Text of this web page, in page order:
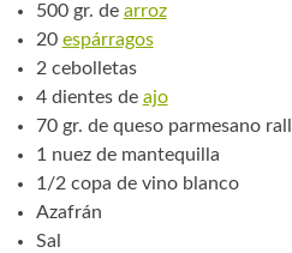
500 gr. de arroz
20 espárragos
2 cebolletas
4 dientes de ajo
70 gr. de queso parmesano
1 nuez de mantequilla
1/2 copa de vino blanco
Azafrán
Sal